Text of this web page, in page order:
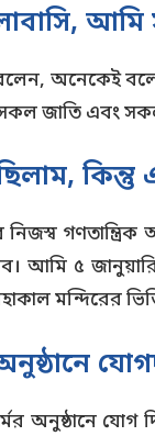
আমি
বলেন, অনেকেই
জাতি এবং
নিজস্ব
আমি ৫ জানুয়ারি
মন্দিরের
অনুষ্ঠানে যোগ